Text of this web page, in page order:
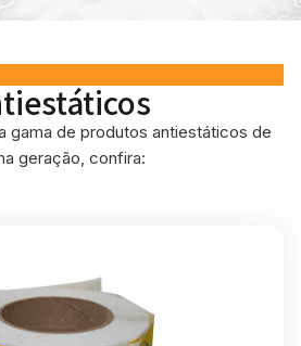
gama de produtos antiestáticos de
geração, confira: